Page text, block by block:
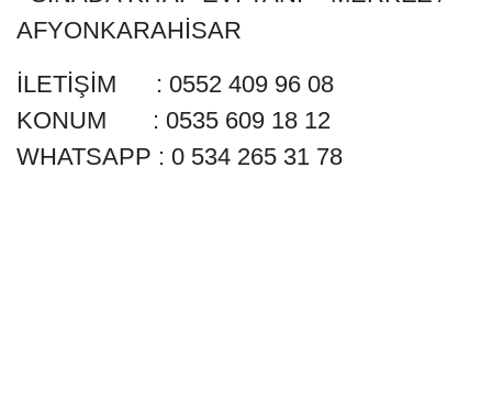
AFYONKARAHİSAR
İLETİŞİM : 0552 409 96 08
KONUM : 0535 609 18 12
WHATSAPP : 0 534 265 31 78